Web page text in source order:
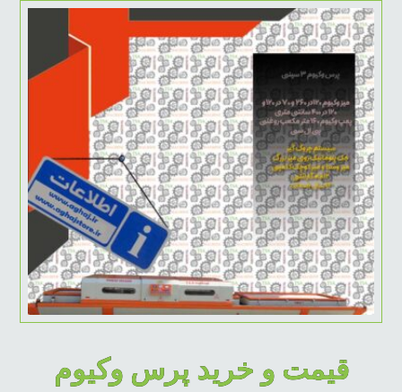
قیمت و خرید پرس وکیوم